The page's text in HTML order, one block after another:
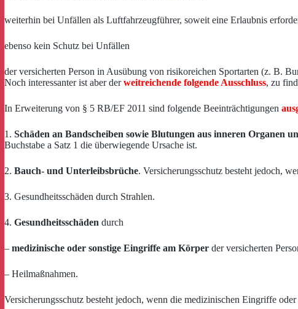
weiterhin bei Unfällen als Luftfahrzeugführer, soweit eine Erlaubnis
ebenso kein Schutz bei Unfällen
der versicherten Person in Ausübung von risikoreichen Sportarten (z. B.
Noch interessanter ist aber derweitreichende folgende Ausschluss, zu
In Erweiterung von § 5 RB/EF 2011 sind folgende Beeinträchtigungen
1. Schäden an Bandscheiben sowie Blutungen aus inneren Organen
Buchstabe a Satz 1 die überwiegende Ursache ist.
2. Bauch- und Unterleibsbrüche. Versicherungsschutz besteht jedoch,
3. Gesundheitsschäden durch Strahlen.
4. Gesundheitsschäden durch
– medizinische oder sonstige Eingriffe am Körper der versicherten
– Heilmaßnahmen.
Versicherungsschutz besteht jedoch, wenn die medizinischen Eingriffe